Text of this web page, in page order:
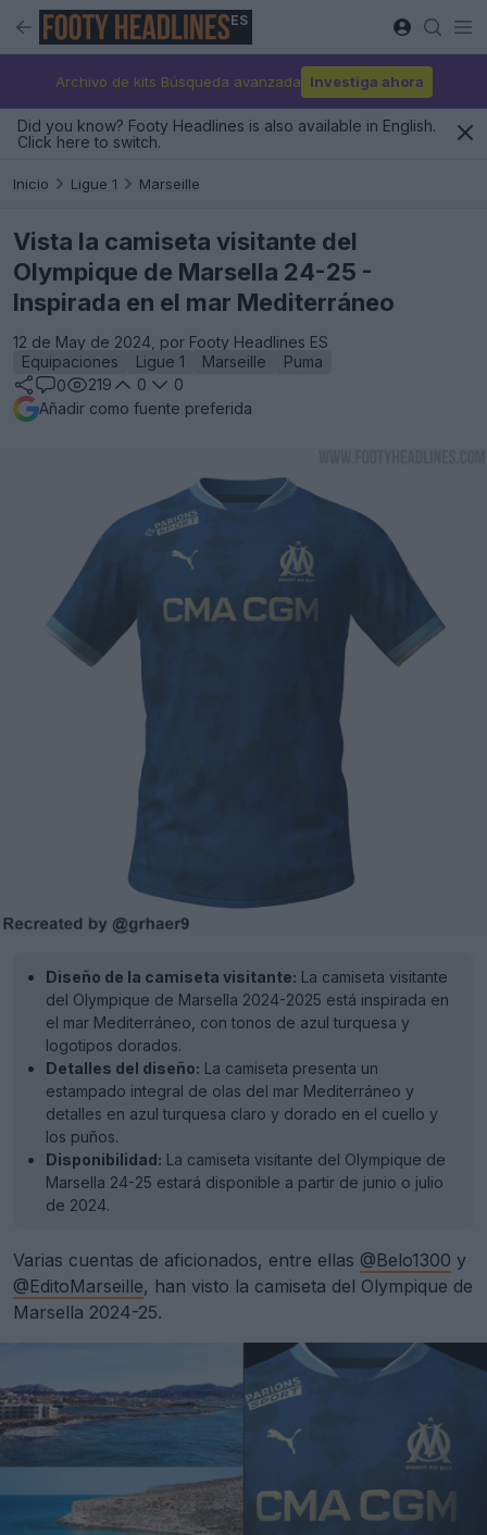
ES
Archivo de kits Búsqueda avanzada Investiga ahora
Did you know? Footy Headlines is also available in English.
Click here to switch.
Inicio Ligue 1 Marseille
Vista la camiseta visitante del
Olympique de Marsella 24-25 -
Inspirada en el mar Mediterráneo
12 de May de 2024, por Footy Headlines ES
Equipaciones
Ligue 1 Marseille
Puma
0
219 0
0
Añadir como fuente preferida
Diseño de la camiseta visitante: La camiseta visitante
del Olympique de Marsella 2024-2025 está inspirada en
el mar Mediterráneo, con tonos de azul turquesa y
logotipos dorados.
Detalles del diseño: La camiseta presenta un
estampado integral de olas del mar Mediterráneo y
detalles en azul turquesa claro y dorado en el cuello y
los puños.
Disponibilidad: La camiseta visitante del Olympique de
Marsella 24-25 estará disponible a partir de junio o julio
de 2024.
Varias cuentas de aficionados, entre ellas @Belo1300 y
@EditoMarseille, han visto la camiseta del Olympique de
Marsella 2024-25.